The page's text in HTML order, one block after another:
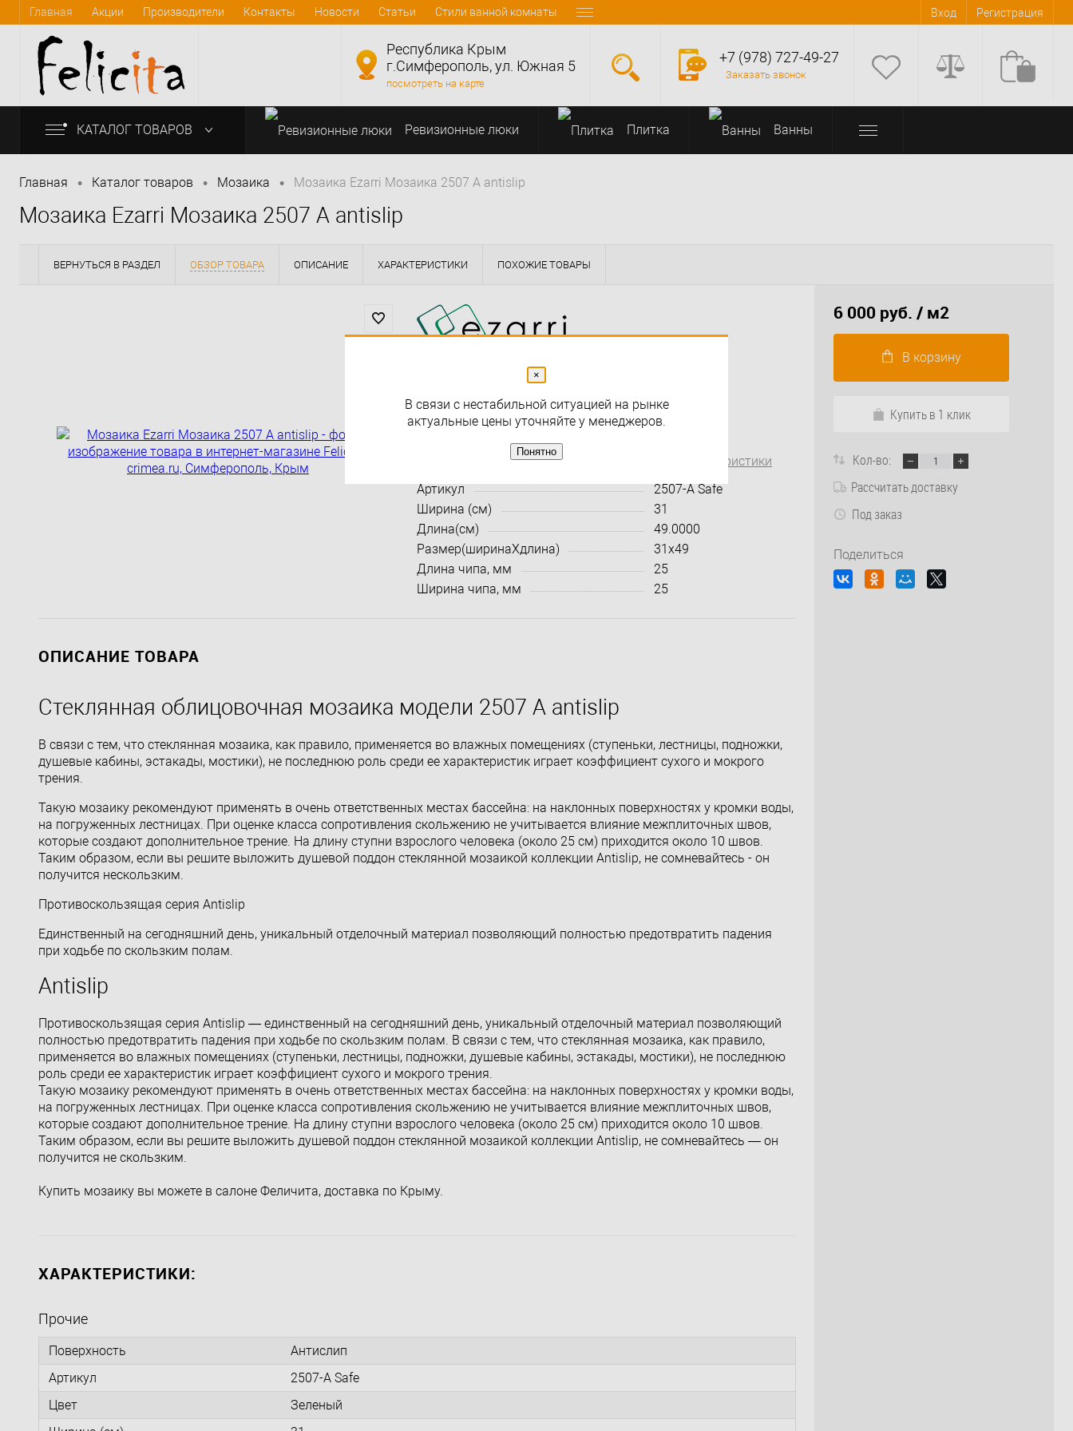
Главная Акции Производители Контакты Новости Статьи Стили ванной комнаты Вход Регистрация
info@felicita-crimea.ru
Республика Крым
г.Симферополь, ул. Южная 5
посмотреть на карте
+7 (978) 727-49-27
Заказать звонок
КАТАЛОГ ТОВАРОВ Ревизионные люки Плитка Bанны
Главная • Каталог товаров • Мозаика • Мозаика Ezarri Мозаика 2507 А antislip
Мозаика Ezarri Мозаика 2507 А antislip
ВЕРНУТЬСЯ В РАЗДЕЛ ОБЗОР ТОВАРА ОПИСАНИЕ ХАРАКТЕРИСТИКИ ПОХОЖИЕ ТОВАРЫ
РазделМозаика
Характеристики:
Все характеристики
Артикул
2507-A Safe
Ширина (см)
31
Длина(см)
49.0000
Размер(ширинаXдлина)
31x49
Длина чипа, мм
25
Ширина чипа, мм
25
ОПИСАНИЕ ТОВАРА
Стеклянная облицовочная мозаика модели 2507 А antislip
В связи с тем, что стеклянная мозаика, как правило, применяется во влажных помещениях (ступеньки, лестницы, подножки,
душевые кабины, эстакады, мостики), не последнюю роль среди ее характеристик играет коэффициент сухого и мокрого
трения.
Такую мозаику рекомендуют применять в очень ответственных местах бассейна: на наклонных поверхностях у кромки воды,
на погруженных лестницах. При оценке класса сопротивления скольжению не учитывается влияние межплиточных швов,
которые создают дополнительное трение. На длину ступни взрослого человека (около 25 см) приходится около 10 швов.
Таким образом, если вы решите выложить душевой поддон стеклянной мозаикой коллекции Antislip, не сомневайтесь - он
получится нескользким.
Противоскользящая серия Antislip
Единственный на сегодняшний день, уникальный отделочный материал позволяющий полностью предотвратить падения
при ходьбе по скользким полам.
Antislip
Противоскользящая серия Antislip — единственный на сегодняшний день, уникальный отделочный материал позволяющий
полностью предотвратить падения при ходьбе по скользким полам. В связи с тем, что стеклянная мозаика, как правило,
применяется во влажных помещениях (ступеньки, лестницы, подножки, душевые кабины, эстакады, мостики), не последнюю
роль среди ее характеристик играет коэффициент сухого и мокрого трения.
Такую мозаику рекомендуют применять в очень ответственных местах бассейна: на наклонных поверхностях у кромки воды,
на погруженных лестницах. При оценке класса сопротивления скольжению не учитывается влияние межплиточных швов,
которые создают дополнительное трение. На длину ступни взрослого человека (около 25 см) приходится около 10 швов.
Таким образом, если вы решите выложить душевой поддон стеклянной мозаикой коллекции Antislip, не сомневайтесь — он
получится не скользким.
Купить мозаику вы можете в салоне Феличита, доставка по Крыму.
ХАРАКТЕРИСТИКИ:
Прочие
Поверхность
Антислип
Артикул
2507-A Safe
Цвет
Зеленый
6 000 руб. / м2
В корзину
Купить в 1 клик
Кол-во:
Рассчитать доставку
Под заказ
Поделиться
×
В связи с нестабильной ситуацией на рынке
актуальные цены уточняйте у менеджеров.
Понятно